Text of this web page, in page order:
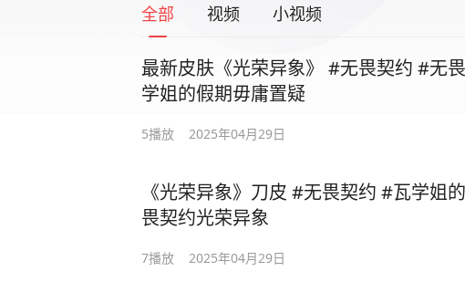
全部 视频 小视频
最新皮肤《光荣异象》 #无畏契约 #无畏契约光荣异象 #瓦
学姐的假期毋庸置疑
5播放 2025年04月29日
《光荣异象》刀皮 #无畏契约 #瓦学姐的假期毋庸置疑 #无
畏契约光荣异象
7播放 2025年04月29日